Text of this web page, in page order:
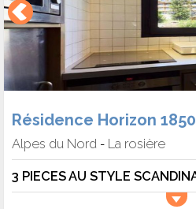
Résidence Horizon 1850
Alpes du Nord - La rosière